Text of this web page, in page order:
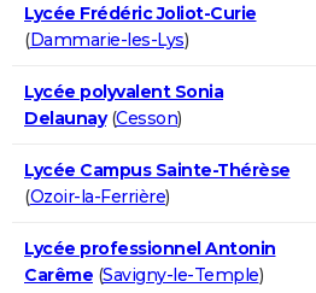
Lycée Frédéric Joliot-Curie
(Dammarie-les-Lys)
Lycée polyvalent Sonia
Delaunay(Cesson)
Lycée Campus Sainte-Thérèse
(Ozoir-la-Ferrière)
Lycée professionnel Antonin
Carême (Savigny-le-Temple)